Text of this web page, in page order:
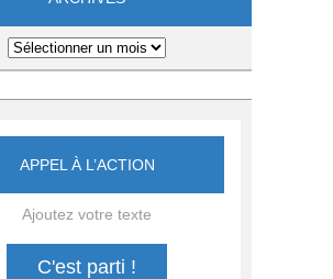
APPEL À L’ACTION
Ajoutez votre texte
C'est parti !